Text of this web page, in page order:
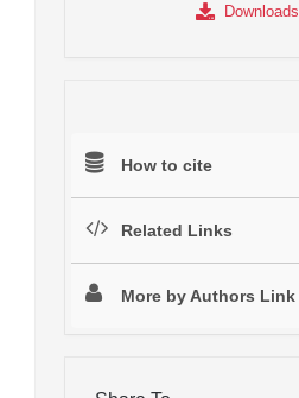
Downloads
How to cite
Related Links
More by Authors Link